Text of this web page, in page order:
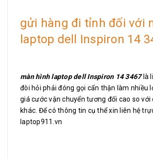
gửi hàng đi tỉnh đối với
laptop dell Inspiron 14
màn hình laptop dell Inspiron 14 3467 là
đòi hỏi phải đóng gọi cẩn thận làm nhiều
giá cước vận chuyển tương đối cao so với
khác. Để có thông tin cụ thể xin liên hệ
laptop911.vn